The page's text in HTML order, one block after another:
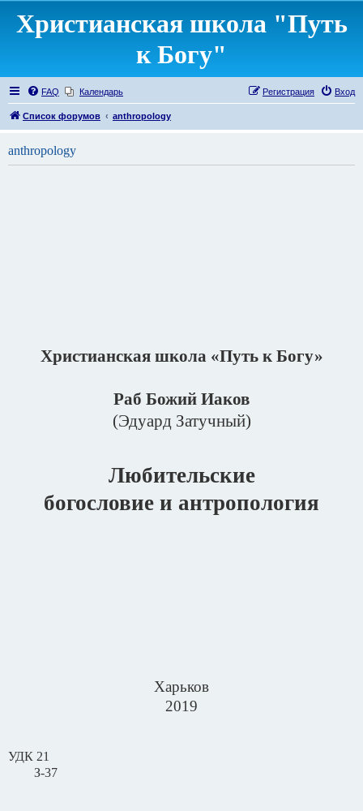
Христианская школа "Путь
к Богу"
FAQ Календарь Вход
Регистрация
Список форумов anthropology
anthropology
Христианская школа «Путь к Богу»
Раб Божий Иаков
(Эдуард Затучный)
Любительские
богословие и антропология
Харьков
2019
УДК 21
З-37